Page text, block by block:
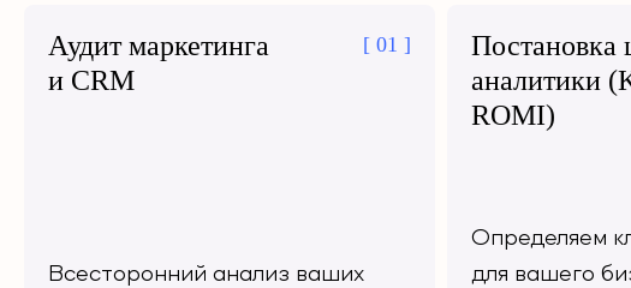
Аудит маркетинга
и CRM
[ 01 ]
Всесторонний анализ ваших
Постановка
аналитики
ROMI)
Определяем
для вашего